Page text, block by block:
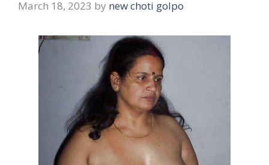
March 18, 2023 by new choti golpo